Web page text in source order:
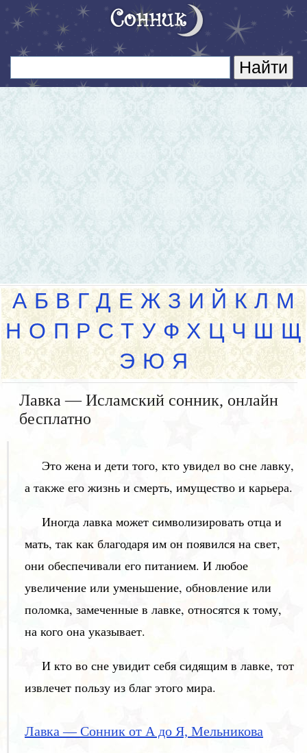
А Б В Г Д Е Ж З И Й К Л М
Н О П Р С Т У Ф Х Ц Ч Ш Щ
Э Ю Я
Лавка — Исламский сонник, онлайн
бесплатно
Это жена и дети того, кто увидел во сне лавку,
а также его жизнь и смерть, имущество и карьера.
Иногда лавка может символизировать отца и
мать, так как благодаря им он появился на свет,
они обеспечивали его питанием. И любое
увеличение или уменьшение, обновление или
поломка, замеченные в лавке, относятся к тому,
на кого она указывает.
И кто во сне увидит себя сидящим в лавке, тот
извлечет пользу из благ этого мира.
Лавка — Сонник от А до Я, Мельникова